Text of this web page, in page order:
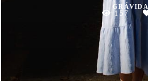
GRÁVIDA
157